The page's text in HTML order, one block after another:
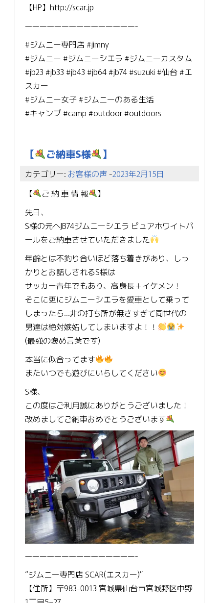
【HP】http://scar.jp
———————————————-
#ジムニー専門店 #jimny
#ジムニー #ジムニーシエラ #ジムニーカスタム
#jb23 #jb33 #jb43 #jb64 #jb74 #suzuki #仙台 #エ
スカー
#ジムニー女子 #ジムニーのある生活
#キャンプ #camp #outdoor #outdoors
【 ご納車S様 】
カテゴリー: お客様の声-2023年2月15日
【
ご 納 車 情 報
】
先日、
S様の元へJB74ジムニーシエラ ピュアホワイトパ
ールをご納車させていただきました
年齢とは不釣り合いほど落ち着きがあり、しっ
かりとお話しされるS様は
サッカー青年でもあり、高身長＋イケメン！
そこに更にジムニーシエラを愛車として乗って
しまったら…非の打ち所が無さすぎて同世代の
男達は絶対嫉妬してしまいますよ！！
(最強の褒め言葉です)
本当に似合ってます
またいつでも遊びにいらしてください
S様、
この度はご利用誠にありがとうございました！
改めましてご納車おめでとうございます
———————————————-
“ジムニー専門店 SCAR(エスカー)”
【住所】〒983-0013 宮城県仙台市宮城野区中野